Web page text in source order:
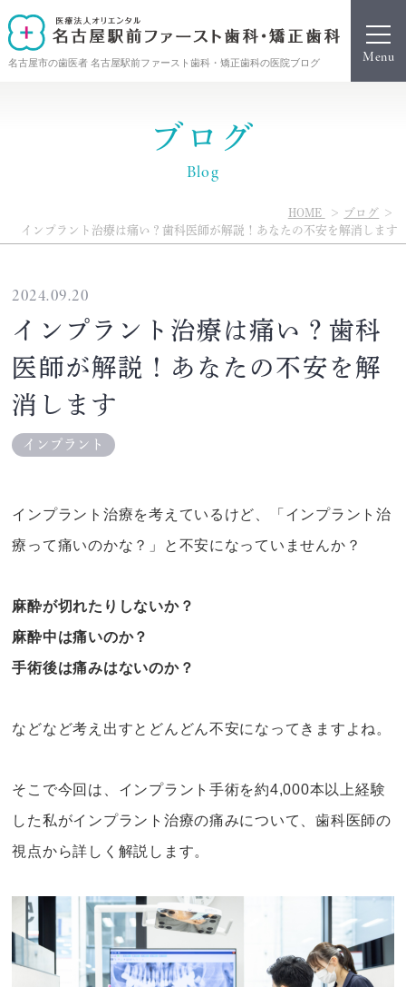
名古屋市の歯医者 名古屋駅前ファースト歯科・矯正歯科の医院ブログ
ブログ
Blog
HOME
ブログ
インプラント治療は痛い？歯科医師が解説！あなたの不安を解消します
2024.09.20
インプラント治療は痛い？歯科
医師が解説！あなたの不安を解
消します
インプラント
インプラント治療を考えているけど、「インプラント治
療って痛いのかな？」と不安になっていませんか？
麻酔が切れたりしないか？
麻酔中は痛いのか？
手術後は痛みはないのか？
などなど考え出すとどんどん不安になってきますよね。
そこで今回は、インプラント手術を約4,000本以上経験
した私がインプラント治療の痛みについて、歯科医師の
視点から詳しく解説します。